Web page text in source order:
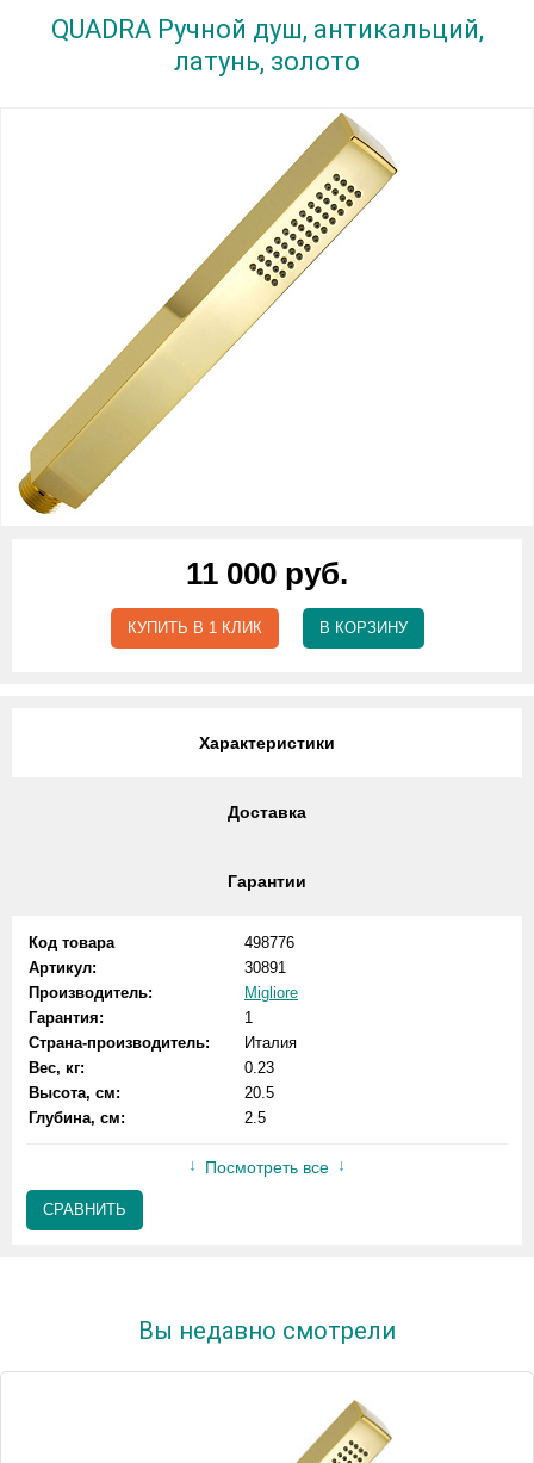
QUADRA Ручной душ, антикальций,
латунь, золото
11 000 руб.
КУПИТЬ В 1 КЛИК В КОРЗИНУ
Характеристики
Доставка
Гарантии
Код товара
498776
Артикул:
30891
Производитель:
Migliore
Гарантия:
1
Страна-производитель:
Италия
Вес, кг:
0.23
Высота, см:
20.5
Глубина, см:
2.5
Посмотреть все
СРАВНИТЬ
Вы недавно смотрели